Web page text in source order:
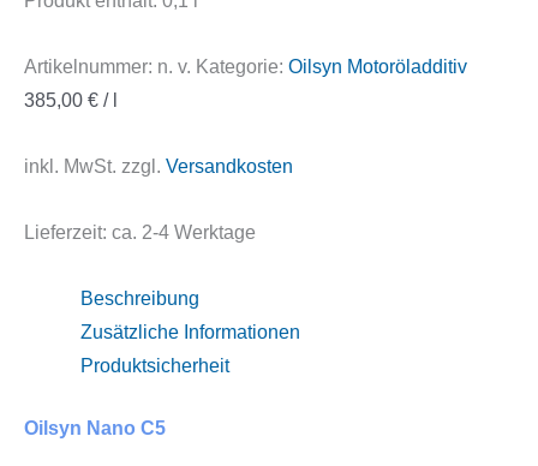
Artikelnummer: n. v. Kategorie: Oilsyn Motoröladditiv
385,00 € /
inkl. MwSt. zzgl. Versandkosten
Lieferzeit: ca. 2-4 Werktage
Beschreibung
Zusätzliche Informationen
Produktsicherheit
Oilsyn Nano C5